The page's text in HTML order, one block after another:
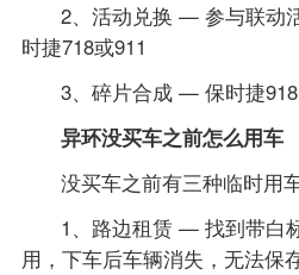
2、活动兑换 — 参与联动
时捷718或911
3、碎片合成 — 保时捷
异环没买车之前怎么用车
没买车之前有三种临时用
1、路边租赁 — 找到带白
用，下车后车辆消失，无法保